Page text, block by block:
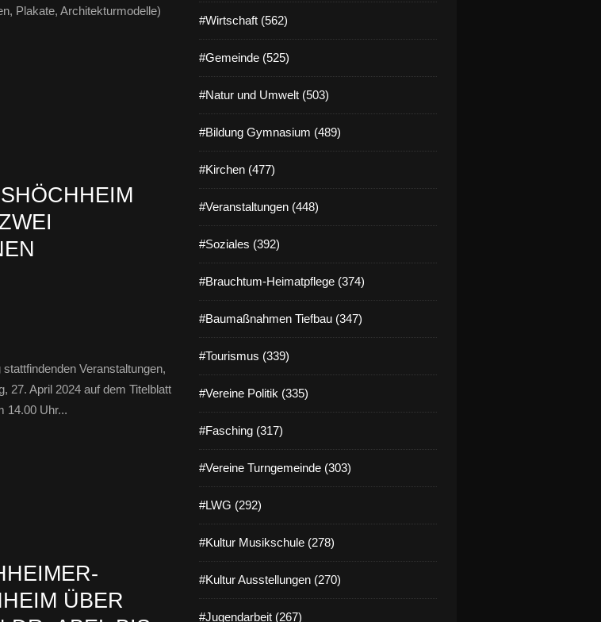
Plakate, Architekturmodelle)
Veranstaltungen,
27. April 2024 auf dem Titelblatt
14.00 Uhr...
ÜBER
#Wirtschaft (562)
#Gemeinde (525)
#Natur und Umwelt (503)
#Bildung Gymnasium (489)
#Kirchen (477)
#Veranstaltungen (448)
#Soziales (392)
#Brauchtum-Heimatpflege (374)
#Baumaßnahmen Tiefbau (347)
#Tourismus (339)
#Vereine Politik (335)
#Fasching (317)
#Vereine Turngemeinde (303)
#LWG (292)
#Kultur Musikschule (278)
#Kultur Ausstellungen (270)
#Jugendarbeit (267)